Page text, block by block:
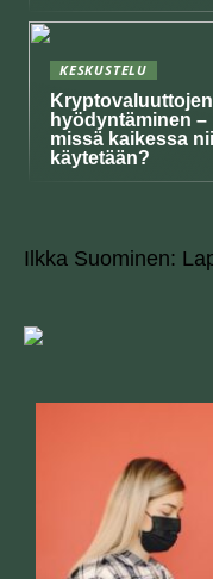
KESKUSTELU
Kryptovaluuttojen
hyödyntäminen –
missä kaikessa
käytetään?
Ilkka Suominen: